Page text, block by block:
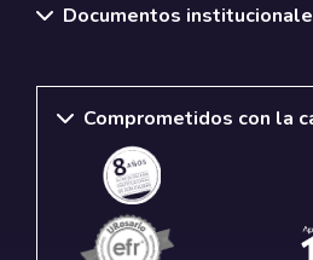
Documentos
Comprometidos con la